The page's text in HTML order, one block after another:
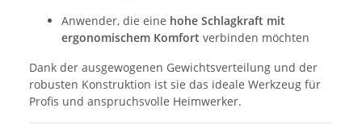
Anwender, die eine hohe Schlagkraft mit
ergonomischem Komfort verbinden möchten
Dank der ausgewogenen Gewichtsverteilung und der
robusten Konstruktion ist sie das ideale Werkzeug für
Profis und anspruchsvolle Heimwerker.